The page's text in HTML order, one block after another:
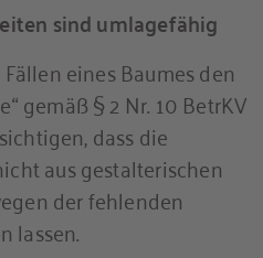
sind umlagefähig
eines Baumes den
gemäß § 2 Nr. 10 BetrKV
dass die
aus gestalterischen
der fehlenden
lassen.